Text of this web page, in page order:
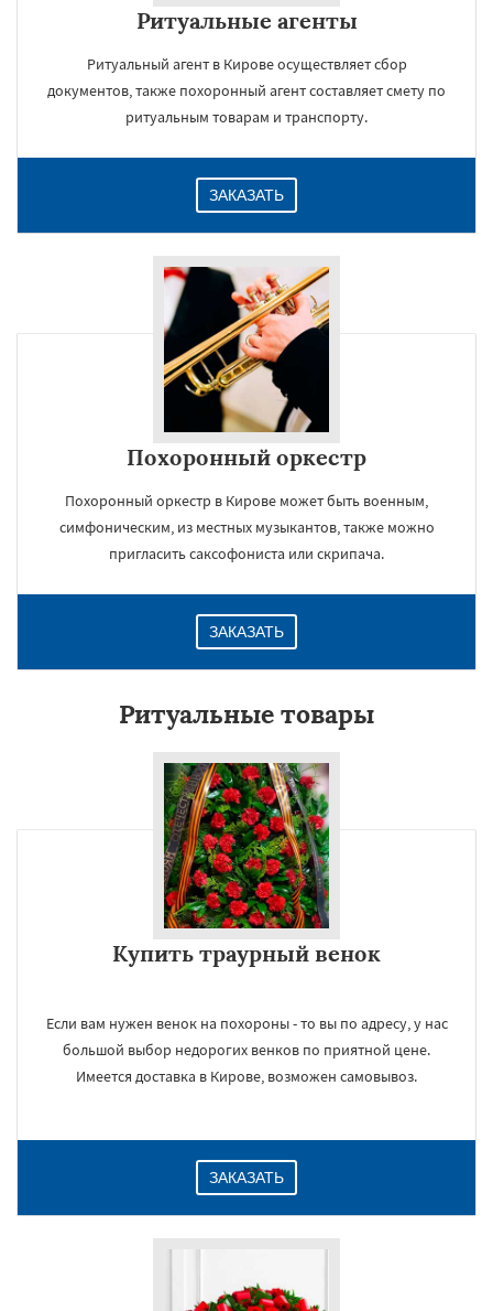
Ритуальные агенты
Ритуальный агент в Кирове осуществляет сбор
документов, также похоронный агент составляет смету по
ритуальным товарам и транспорту.
ЗАКАЗАТЬ
Похоронный оркестр
Похоронный оркестр в Кирове может быть военным,
симфоническим, из местных музыкантов, также можно
пригласить саксофониста или скрипача.
ЗАКАЗАТЬ
Ритуальные товары
Купить траурный венок
Если вам нужен венок на похороны - то вы по адресу, у нас
большой выбор недорогих венков по приятной цене.
Имеется доставка в Кирове, возможен самовывоз.
ЗАКАЗАТЬ